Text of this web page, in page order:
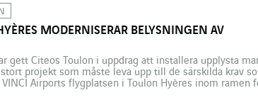
MODERNISERAR BELYSNINGEN AV
gett Citeos Toulon i uppdrag att installera upplysta
projekt som måste leva upp till de särskilda krav
Airports flygplatsen i Toulon Hyères inom ramen